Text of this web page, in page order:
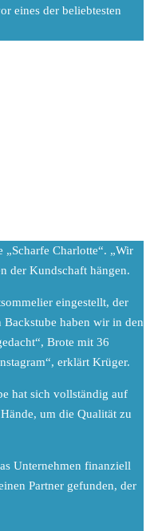
eines der beliebtesten
„Scharfe Charlotte“. „Wir
der Kundschaft hängen.
eingestellt, der
haben wir in den
Brote mit 36
erklärt Krüger.
hat sich vollständig auf
um die Qualität zu
Unternehmen finanziell
Partner gefunden, der